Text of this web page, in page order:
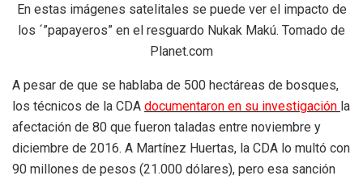
En estas imágenes satelitales se puede ver el impacto de
los ´”papayeros” en el resguardo Nukak Makú. Tomado de
Planet.com
A pesar de que se hablaba de 500 hectáreas de bosques,
los técnicos de la CDA documentaron en su investigación la
afectación de 80 que fueron taladas entre noviembre y
diciembre de 2016. A Martínez Huertas, la CDA lo multó con
90 millones de pesos (21.000 dólares), pero esa sanción